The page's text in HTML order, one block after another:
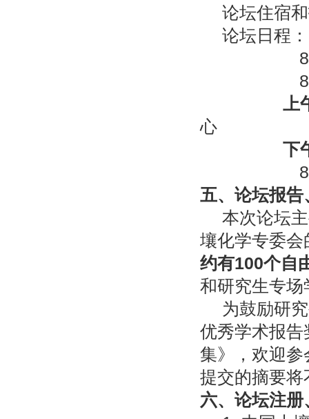
论坛住宿
论坛日程
8月2~3
8月4
上
心
下
8月5
五、论坛报
本次论坛
壤化学专委
约有100个自
和研究生专
为鼓励研
优秀学术报
集》，欢迎
提交的摘要
六、论坛注